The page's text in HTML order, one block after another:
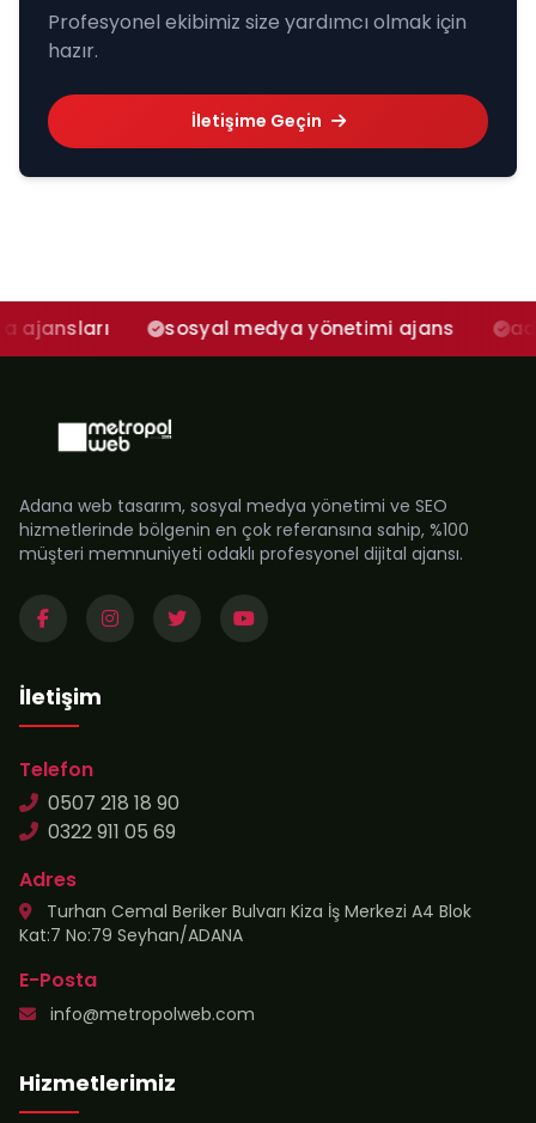
Profesyonel ekibimiz size yardımcı olmak için
hazır.
İletişime Geçin
sosyal medya yönetimi ajans adana
Adana web tasarım, sosyal medya yönetimi ve SEO
hizmetlerinde bölgenin en çok referansına sahip, %100
müşteri memnuniyeti odaklı profesyonel dijital ajansı.
İletişim
Telefon
0507 218 18 90
0322 911 05 69
Adres
Turhan Cemal Beriker Bulvarı Kiza İş Merkezi A4 Blok
Kat:7 No:79 Seyhan/ADANA
E-Posta
info@metropolweb.com
Hizmetlerimiz